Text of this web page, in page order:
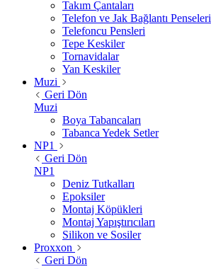
Takım Çantaları
Telefon ve Jak Bağlantı Penseleri
Telefoncu Pensleri
Tepe Keskiler
Tornavidalar
Yan Keskiler
Muzi
Geri Dön
Muzi
Boya Tabancaları
Tabanca Yedek Setler
NP1
Geri Dön
NP1
Deniz Tutkalları
Epoksiler
Montaj Köpükleri
Montaj Yapıştırıcıları
Silikon ve Sosiler
Proxxon
Geri Dön